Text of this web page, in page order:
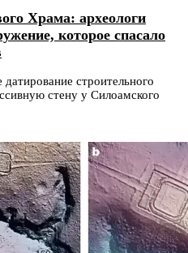
Храма: археологи
которое спасало
строительного
стену у Силоамского